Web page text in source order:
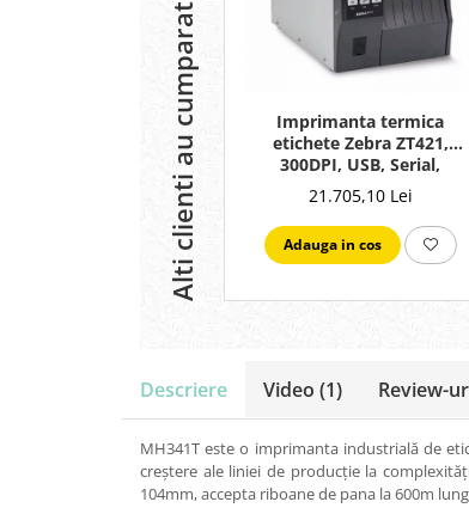
Alti clienti au cumparat
Imprimanta termica
etichete Zebra ZT421,
300DPI, USB, Serial,
Ethernet, Bluetooth
21.705,10 Lei
Adauga in cos
Descriere Video (1) Review-
MH341T este o imprimanta industrială de
creștere ale liniei de producție la
104mm, accepta riboane de pana la 600m